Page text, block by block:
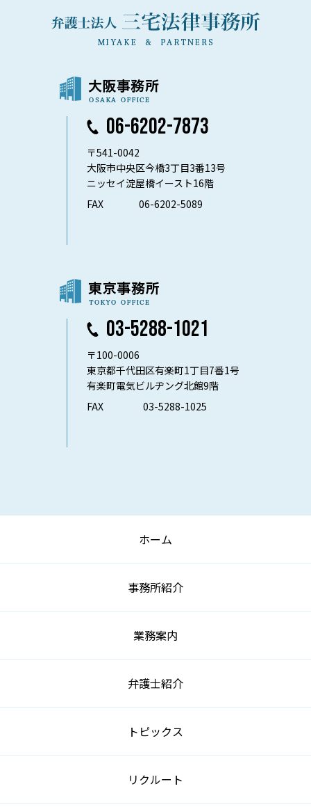
06-6202-7873
〒541-0042
大阪市中央区今橋3丁目3番13号
ニッセイ淀屋橋イースト16階
FAX
06-6202-5089
03-5288-1021
〒100-0006
東京都千代田区有楽町1丁目7番1号
有楽町電気ビルヂング北館9階
FAX
03-5288-1025
ホーム
事務所紹介
業務案内
弁護士紹介
トピックス
リクルート